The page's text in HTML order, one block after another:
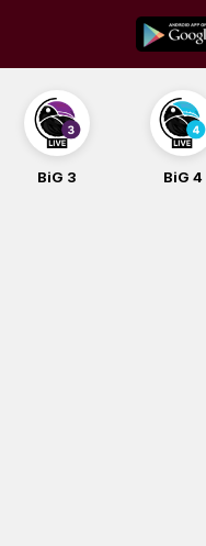
content
BiG 3 BiG 4